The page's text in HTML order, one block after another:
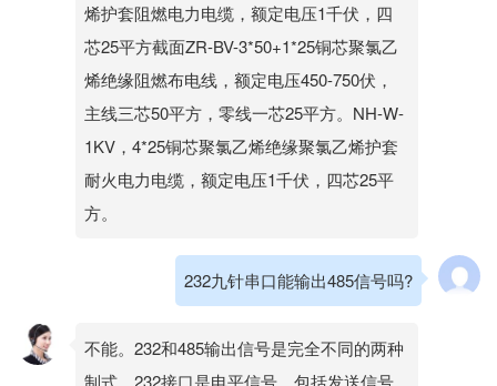
烯护套阻燃电力电缆，额定电压1千伏，四
芯25平方截面ZR-BV-3*50+1*25铜芯聚氯乙
烯绝缘阻燃布电线，额定电压450-750伏，
主线三芯50平方，零线一芯25平方。NH-W-
1KV，4*25铜芯聚氯乙烯绝缘聚氯乙烯护套
耐火电力电缆，额定电压1千伏，四芯25平
方。
232九针串口能输出485信号吗?
不能。232和485输出信号是完全不同的两种
制式，232接口是电平信号，包括发送信号